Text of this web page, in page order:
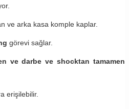
ve arka kasa komple kaplar.
görevi sağlar.
ve darbe ve shocktan tamamen
erişilebilir.